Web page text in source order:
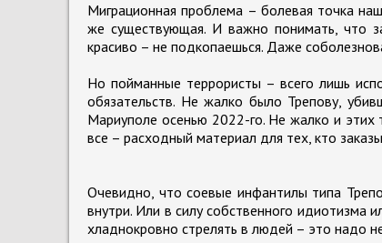
Миграционная проблема – болевая точка
же существующая. И важно понимать, что
красиво – не подкопаешься. Даже
Но пойманные террористы – всего лишь
обязательств. Не жалко было Трепову,
Мариуполе осенью 2022-го. Не жалко и
все – расходный материал для тех, кто
Очевидно, что соевые инфантилы типа
внутри. Или в силу собственного идиотизма
хладнокровно стрелять в людей – это надо